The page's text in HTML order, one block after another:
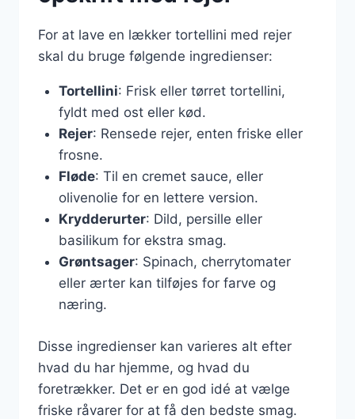
For at lave en lækker tortellini med rejer
skal du bruge følgende ingredienser:
Tortellini: Frisk eller tørret tortellini,
fyldt med ost eller kød.
Rejer: Rensede rejer, enten friske eller
frosne.
Fløde: Til en cremet sauce, eller
olivenolie for en lettere version.
Krydderurter: Dild, persille eller
basilikum for ekstra smag.
Grøntsager: Spinach, cherrytomater
eller ærter kan tilføjes for farve og
næring.
Disse ingredienser kan varieres alt efter
hvad du har hjemme, og hvad du
foretrækker. Det er en god idé at vælge
friske råvarer for at få den bedste smag.